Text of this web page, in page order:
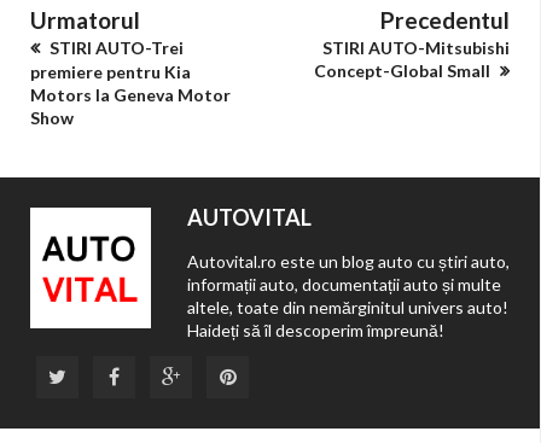
Urmatorul
STIRI AUTO-Trei
premiere pentru Kia
Motors la Geneva Motor
Show
Precedentul
STIRI AUTO-Mitsubishi
Concept-Global Small
AUTOVITAL
Autovital.ro este un blog auto cu știri auto,
informații auto, documentații auto și multe
altele, toate din nemărginitul univers auto!
Haideți să îl descoperim împreună!